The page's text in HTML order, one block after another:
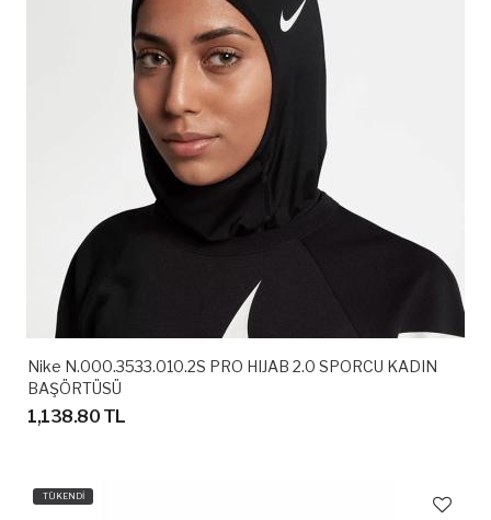
Nike N.000.3533.010.2S PRO HIJAB 2.0 SPORCU KADIN
BAŞÖRTÜSÜ
1,138.80 TL
TÜKENDİ